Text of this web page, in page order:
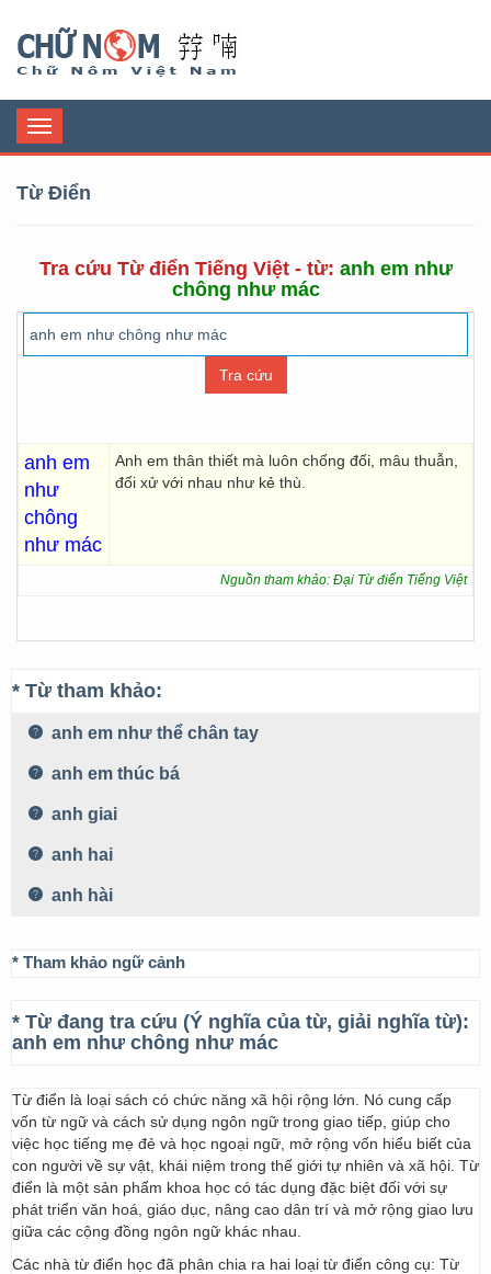
Toggle
navigation
Từ Điển
Tra cứu Từ điển Tiếng Việt - từ: anh em như
chông như mác
anh em
như
chông
như mác
Anh em thân thiết mà luôn chống đối, mâu thuẫn,
đối xử với nhau như kẻ thù.
Nguồn tham khảo: Đại Từ điển Tiếng Việt
* Từ tham khảo:
anh em như thể chân tay
anh em thúc bá
anh giai
anh hai
anh hài
* Tham khảo ngữ cảnh
* Từ đang tra cứu (Ý nghĩa của từ, giải nghĩa từ):
anh em như chông như mác
Từ điển là loại sách có chức năng xã hội rộng lớn. Nó cung cấp
vốn từ ngữ và cách sử dụng ngôn ngữ trong giao tiếp, giúp cho
việc học tiếng mẹ đẻ và học ngoại ngữ, mở rộng vốn hiểu biết của
con người về sự vật, khái niệm trong thế giới tự nhiên và xã hội. Từ
điển là một sản phẩm khoa học có tác dụng đặc biệt đối với sự
phát triển văn hoá, giáo dục, nâng cao dân trí và mở rộng giao lưu
giữa các cộng đồng ngôn ngữ khác nhau.
Các nhà từ điển học đã phân chia ra hai loại từ điển công cụ: Từ